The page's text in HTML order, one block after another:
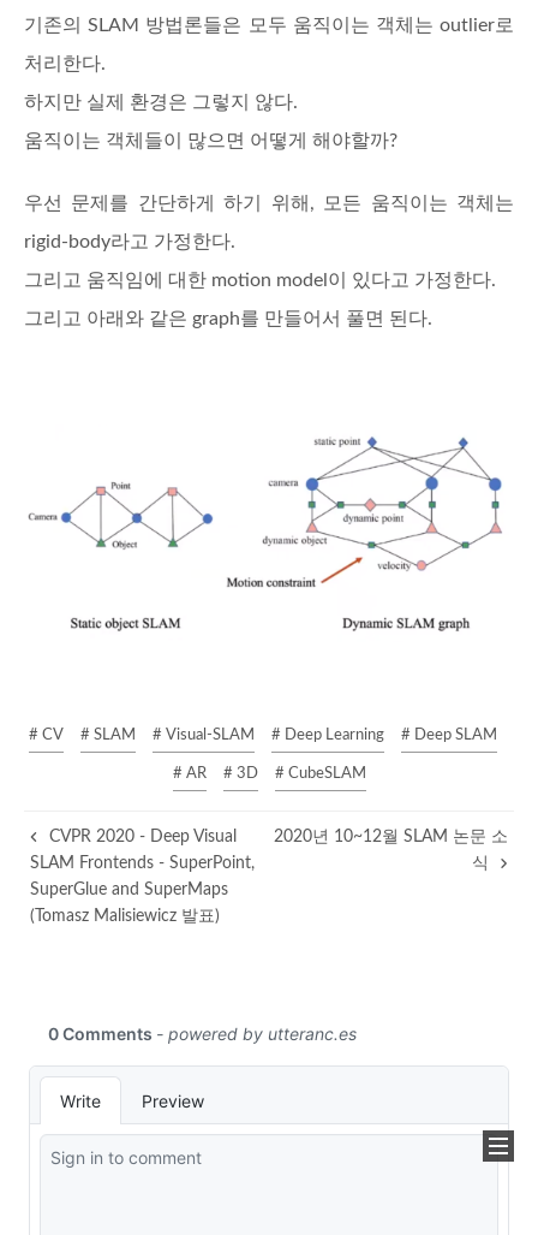
기존의 SLAM 방법론들은 모두 움직이는 객체는 outlier로
처리한다.
하지만 실제 환경은 그렇지 않다.
움직이는 객체들이 많으면 어떻게 해야할까?
우선 문제를 간단하게 하기 위해, 모든 움직이는 객체는
rigid-body라고 가정한다.
그리고 움직임에 대한 motion model이 있다고 가정한다.
그리고 아래와 같은 graph를 만들어서 풀면 된다.
# CV # SLAM # Visual-SLAM # Deep Learning # Deep SLAM
# AR # 3D # CubeSLAM
CVPR 2020 - Deep Visual
SLAM Frontends - SuperPoint,
SuperGlue and SuperMaps
(Tomasz Malisiewicz 발표)
2020년 10~12월 SLAM 논문 소
식